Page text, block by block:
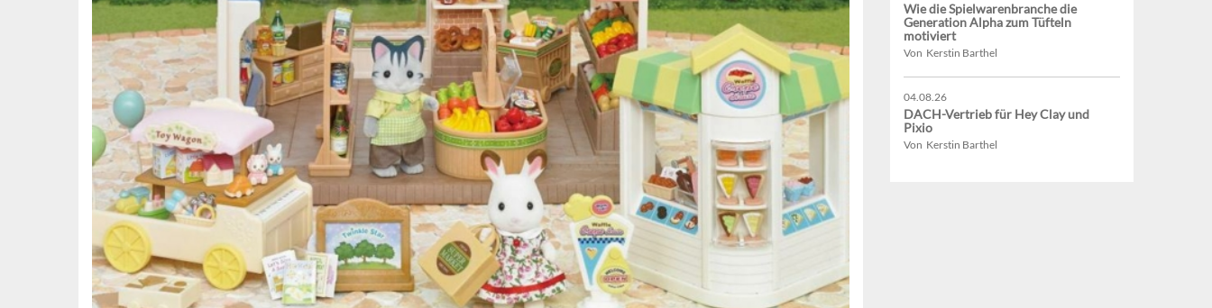
Wie die Spielwarenbranche die
Generation Alpha zum Tüfteln
motiviert
Von Kerstin Barthel
04.08.26
DACH-Vertrieb für Hey Clay und
Pixio
Von Kerstin Barthel